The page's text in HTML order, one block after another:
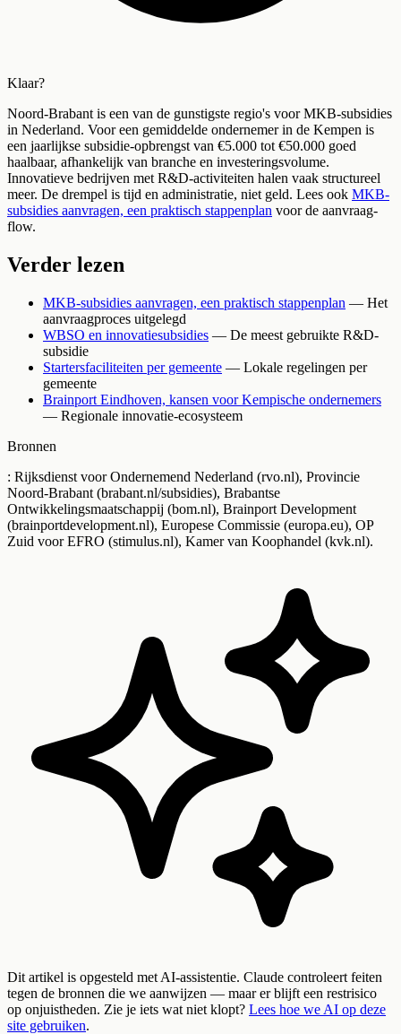
Klaar?
Noord-Brabant is een van de gunstigste regio's voor MKB-subsidies
in Nederland. Voor een gemiddelde ondernemer in de Kempen is
een jaarlijkse subsidie-opbrengst van €5.000 tot €50.000 goed
haalbaar, afhankelijk van branche en investeringsvolume.
Innovatieve bedrijven met R&D-activiteiten halen vaak structureel
meer. De drempel is tijd en administratie, niet geld. Lees ook MKB-
subsidies aanvragen, een praktisch stappenplan voor de aanvraag-
flow.
Verder lezen
MKB-subsidies aanvragen, een praktisch stappenplan — Het
aanvraagproces uitgelegd
WBSO en innovatiesubsidies — De meest gebruikte R&D-
subsidie
Startersfaciliteiten per gemeente — Lokale regelingen per
gemeente
Brainport Eindhoven, kansen voor Kempische ondernemers
— Regionale innovatie-ecosysteem
Bronnen
: Rijksdienst voor Ondernemend Nederland (rvo.nl), Provincie
Noord-Brabant (brabant.nl/subsidies), Brabantse
Ontwikkelingsmaatschappij (bom.nl), Brainport Development
(brainportdevelopment.nl), Europese Commissie (europa.eu), OP
Zuid voor EFRO (stimulus.nl), Kamer van Koophandel (kvk.nl).
Dit artikel is opgesteld met AI-assistentie. Claude controleert feiten
tegen de bronnen die we aanwijzen — maar er blijft een restrisico
op onjuistheden. Zie je iets wat niet klopt? Lees hoe we AI op deze
site gebruiken.